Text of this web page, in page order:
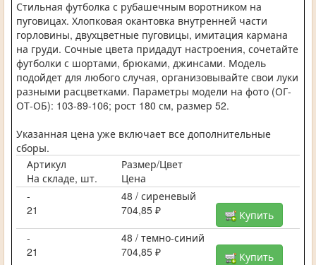
Стильная футболка с рубашечным воротником на
пуговицах. Хлопковая окантовка внутренней части
горловины, двухцветные пуговицы, имитация кармана
на груди. Сочные цвета придадут настроения, сочетайте
футболки с шортами, брюками, джинсами. Модель
подойдет для любого случая, организовывайте свои луки
разными расцветками. Параметры модели на фото (ОГ-
ОТ-ОБ): 103-89-106; рост 180 см, размер 52.
Указанная цена уже включает все дополнительные
сборы.
Артикул
Размер/Цвет
На складе, шт.
Цена
-
48 / сиреневый
21
704,85 ₽
Купить
-
48 / темно-синий
21
704,85 ₽
Купить